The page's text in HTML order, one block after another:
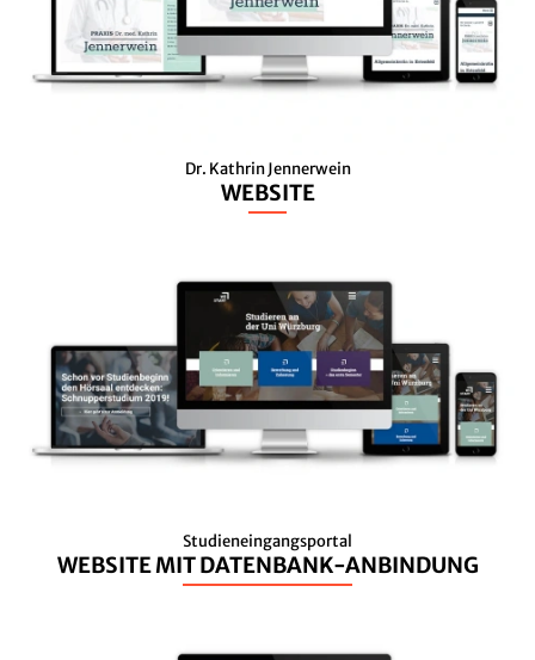
Dr. Kathrin Jennerwein
WEBSITE
Studieneingangsportal
WEBSITE MIT DATENBANK-ANBINDUNG